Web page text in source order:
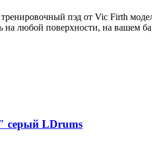
пэд от Vic Firth
на любой поверхности, на вашем
серый LDrums